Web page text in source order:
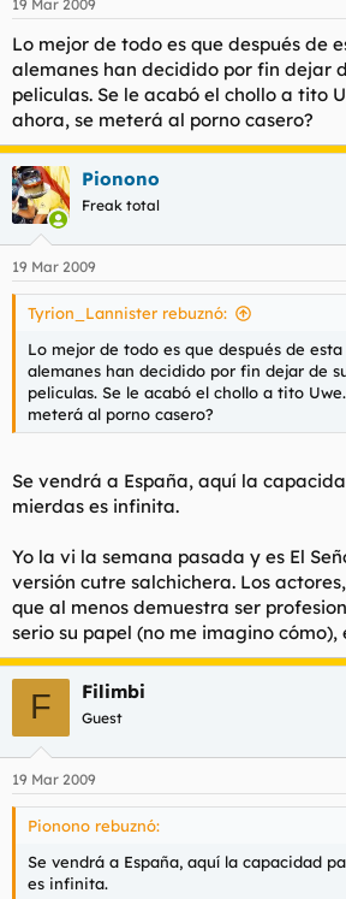
19 Mar 2009
Lo mejor de todo es que después de
alemanes han decidido por fin dejar
peliculas. Se le acabó el chollo a tito
ahora, se meterá al porno casero?
Pionono
Freak total
19 Mar 2009
Tyrion_Lannister rebuznó:
Lo mejor de todo es que después de
alemanes han decidido por fin dejar de
peliculas. Se le acabó el chollo a tito
meterá al porno casero?
Se vendrá a España, aquí la
mierdas es infinita.
Yo la vi la semana pasada y es El
versión cutre salchichera. Los
que al menos demuestra ser
serio su papel (no me imagino
F Filimbi
Guest
19 Mar 2009
Pionono rebuznó:
Se vendrá a España, aquí la capacidad
es infinita.